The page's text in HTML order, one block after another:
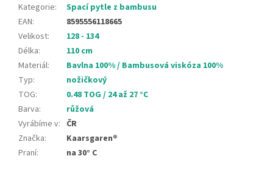
Kategorie:
Spací pytle z bambusu
EAN:
8595556118665
Velikost:
128 - 134
Délka:
110 cm
Materiál:
Bavlna 100% / Bambusová viskóza 100%
Typ:
nožičkový
TOG:
0.48 TOG / 24 až 27 °C
Barva:
růžová
Vyrábíme v: ČR
Značka:
Kaarsgaren®
Praní: na 30° C